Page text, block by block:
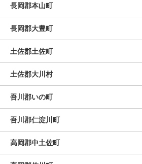
長岡郡本山町
長岡郡大豊町
土佐郡土佐町
土佐郡大川村
吾川郡いの町
吾川郡仁淀川町
高岡郡中土佐町